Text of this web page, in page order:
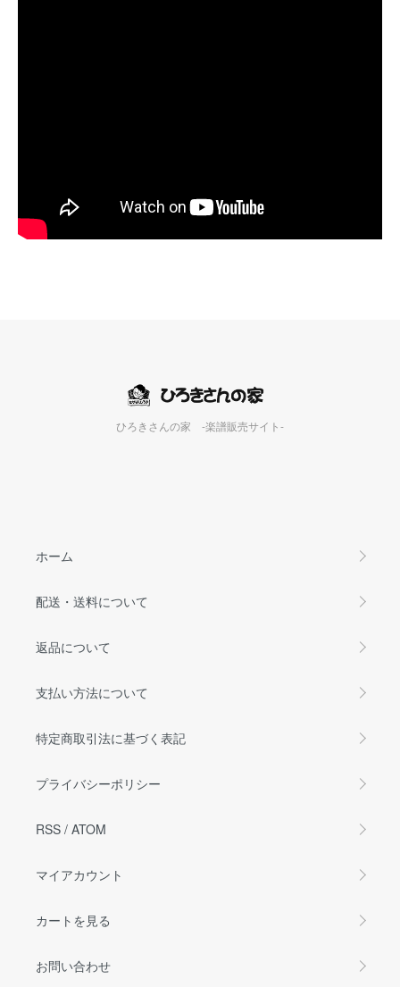
ひろきさんの家 -楽譜販売サイト-
ホーム
配送・送料について
返品について
支払い方法について
特定商取引法に基づく表記
プライバシーポリシー
RSS / ATOM
マイアカウント
カートを見る
お問い合わせ